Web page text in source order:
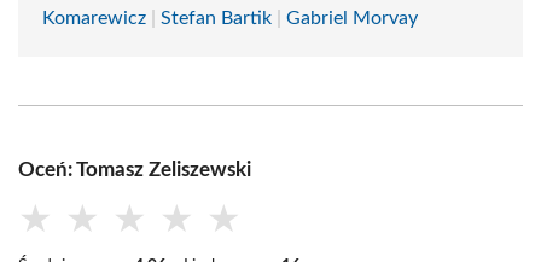
Komarewicz
Stefan Bartik Gabriel Morvay
Oceń: Tomasz Zeliszewski
★ ★ ★ ★ ★